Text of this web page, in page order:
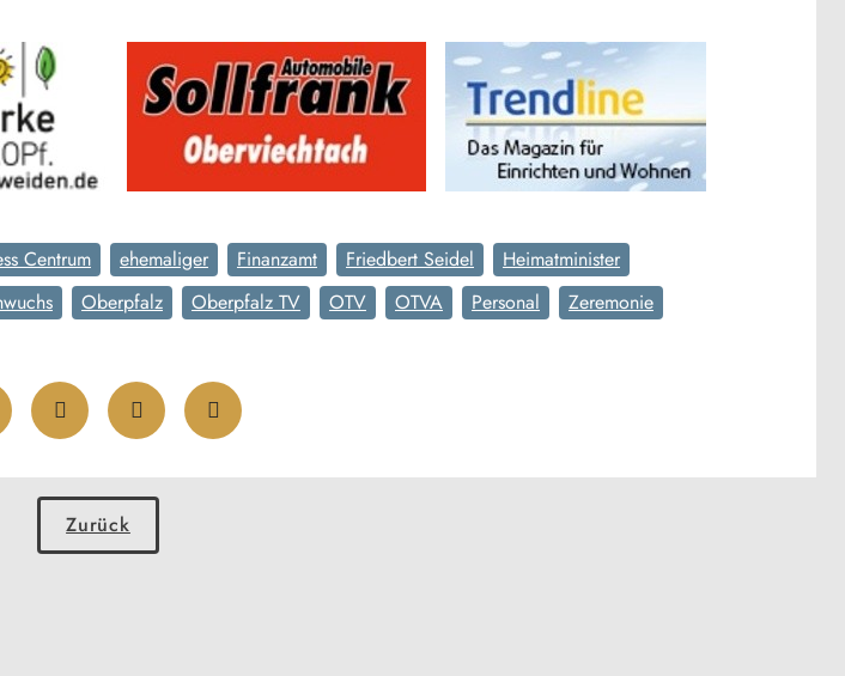
Centrum ehemaliger Finanzamt Friedbert Seidel
Heimatminister
Oberpfalz Oberpfalz TV OTV OTVA Personal Zeremonie
Zurück